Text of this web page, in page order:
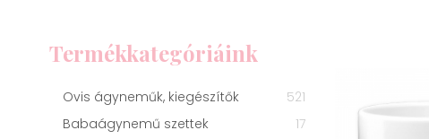
Termékkategóriáink
Ovis ágyneműk, kiegészítők
521
Babaágynemű szettek
17